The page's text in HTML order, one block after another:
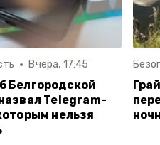
Вчера, 17:45
Белгородской
Telegram-
нельзя